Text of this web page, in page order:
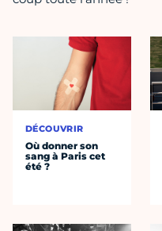
DÉCOUVRIR
Où donner son
sang à Paris cet
été ?